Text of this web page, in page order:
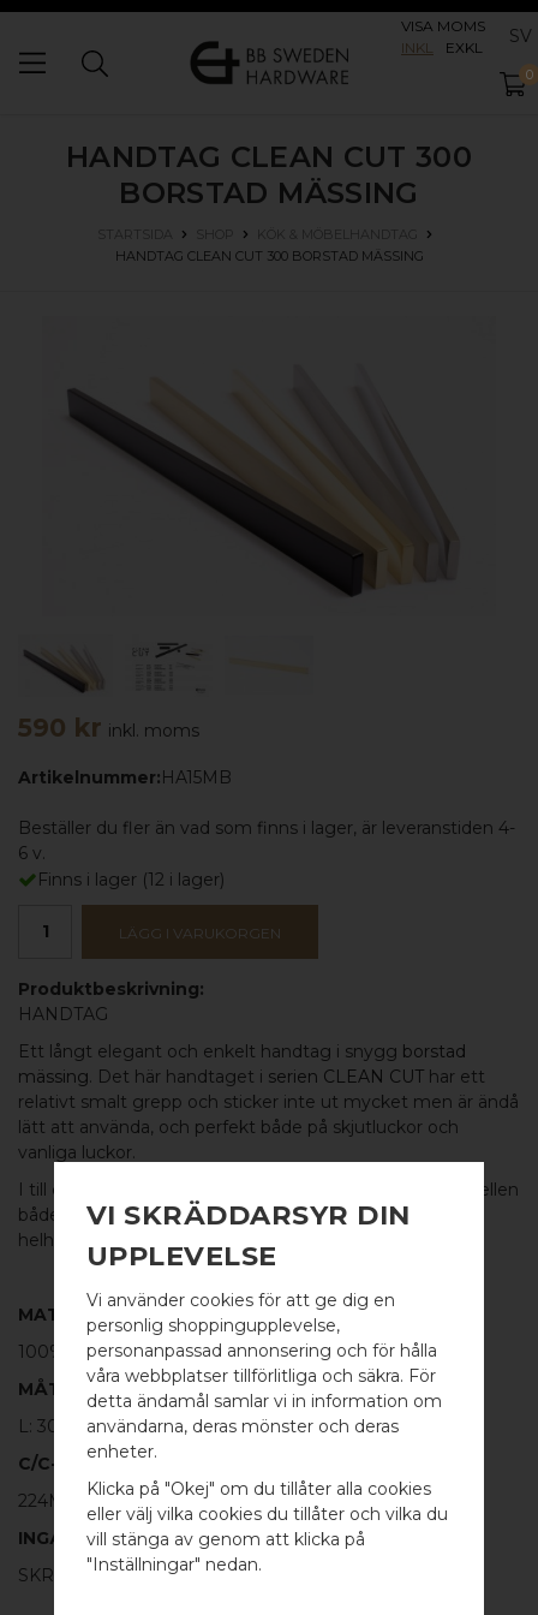
VISA MOMS
INKL
EXKL SV
WELCOME TO
BB SWEDEN HARDWARE
Välj land / Choose country
0
HANDTAG CLEAN CUT 300
BORSTAD MÄSSING
STARTSIDA SHOP
KÖK & MÖBELHANDTAG
HANDTAG CLEAN CUT 300 BORSTAD MÄSSING
590 kr inkl. moms
Artikelnummer:HA15MB
Beställer du fler än vad som finns i lager, är leveranstiden 4-
6 v.
Finns i lager (12 i lager)
LÄGG I VARUKORGEN
Produktbeskrivning:
HANDTAG
Ett långt elegant och enkelt handtag i snygg borstad
mässing. Det här handtaget i serien CLEAN CUT har ett
relativt smalt grepp och sticker inte ut mycket men är ändå
lätt att använda, och perfekt både på skjutluckor och
vanliga luckor.
I till exempel sovrummet kan du använda den här modellen
både på garderober och lådor och få en avslappnande
helhet med rena linjer.
MATERIAL
100%
BORSTAD MÄSSING
MÅTT
L: 300mm H: 20mm TJ: 6mm
C/C-MÅTT
224MM
INGÅR
SKRUV FÖR LUCKA: M4 X 25MM - 2 ST
VI SKRÄDDARSYR DIN
UPPLEVELSE
Vi använder cookies för att ge dig en
personlig shoppingupplevelse,
personanpassad annonsering och för hålla
våra webbplatser tillförlitliga och säkra. För
detta ändamål samlar vi in information om
användarna, deras mönster och deras
enheter.
Klicka på "Okej" om du tillåter alla cookies
eller välj vilka cookies du tillåter och vilka du
vill stänga av genom att klicka på
"Inställningar" nedan.